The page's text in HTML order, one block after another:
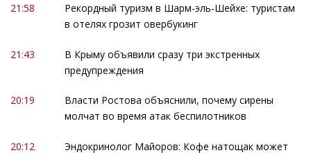
21:58
Рекордный туризм в Шарм-эль-Шейхе: туристам
в отелях грозит овербукинг
21:43
В Крыму объявили сразу три экстренных
предупреждения
20:19
Власти Ростова объяснили, почему сирены
молчат во время атак беспилотников
20:12
Эндокринолог Майоров: Кофе натощак может